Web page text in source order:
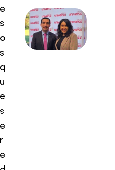
e
s
o
s
q
u
e
s
e
r
e